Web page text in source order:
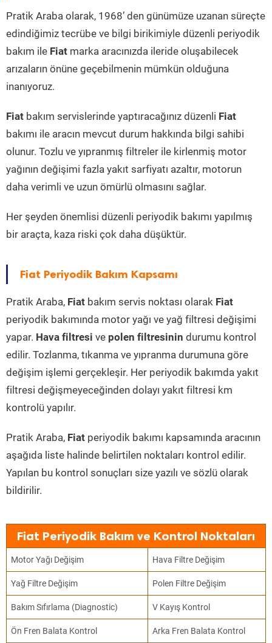
Pratik Araba olarak, 1968’ den günümüze uzanan süreçte
edindiğimiz tecrübe ve bilgi birikimiyle düzenli periyodik
bakım ile Fiat marka aracınızda ileride oluşabilecek
arızaların önüne geçebilmenin mümkün olduğuna
inanıyoruz.
Fiat bakım servislerinde yaptıracağınız düzenli Fiat
bakımı ile aracın mevcut durum hakkında bilgi sahibi
olunur. Tozlu ve yıpranmış filtreler ile kirlenmiş motor
yağının değişimi fazla yakıt sarfiyatı azaltır, motorun
daha verimli ve uzun ömürlü olmasını sağlar.
Her şeyden önemlisi düzenli periyodik bakımı yapılmış
bir araçta, kaza riski çok daha düşüktür.
Fiat Periyodik Bakım Kapsamı
Pratik Araba, Fiat bakım servis noktası olarak Fiat
periyodik bakımında motor yağı ve yağ filtresi değişimi
yapar. Hava filtresi ve polen filtresinin durumu kontrol
edilir. Tozlanma, tıkanma ve yıpranma durumuna göre
değişim işlemi gerçekleşir. Her periyodik bakımda yakıt
filtresi değişmeyeceğinden dolayı yakıt filtresi km
kontrolü yapılır.
Pratik Araba, Fiat periyodik bakımı kapsamında aracının
aşağıda liste halinde belirtilen noktaları kontrol edilir.
Yapılan bu kontrol sonuçları size yazılı ve sözlü olarak
bildirilir.
Fiat Periyodik Bakım ve Kontrol Noktaları
Motor Yağı Değişim Hava Filtre Değişim
Yağ Filtre Değişim Polen Filtre Değişim
Bakım Sıfırlama (Diagnostic) V Kayış Kontrol
Ön Fren Balata Kontrol Arka Fren Balata Kontrol